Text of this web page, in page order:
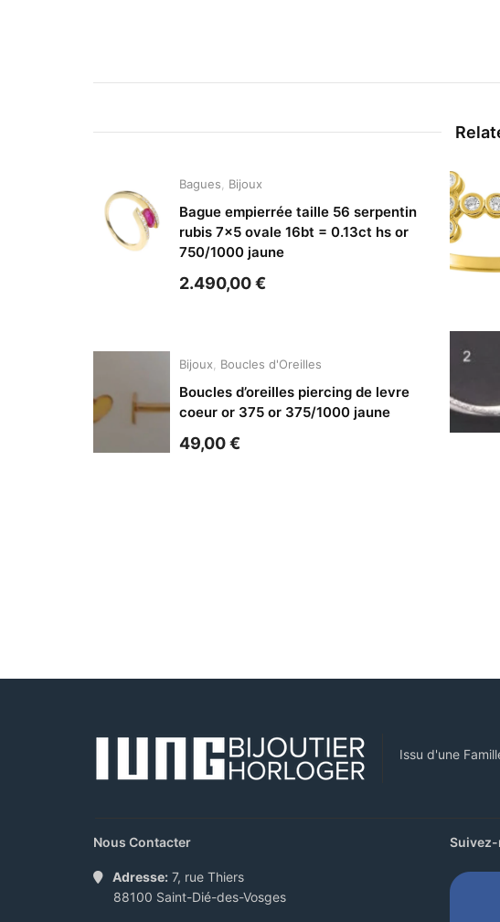
Bagues Bijoux
Bague empierrée taille 56 serpentin
rubis 7×5 ovale 16bt = 0.13ct hs or
750/1000 jaune
2.490,00€
Bijoux Boucles d'Oreilles
Boucles d’oreilles piercing de levre
coeur or 375 or 375/1000 jaune
49,00€
Issu d'une
Nous Contacter
Adresse: 7, rue Thiers
88100 Saint-Dié-des-Vosges